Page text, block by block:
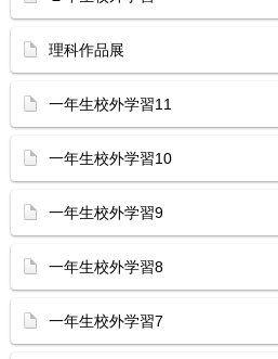
理科作品展
一年生校外学習11
一年生校外学習10
一年生校外学習9
一年生校外学習8
一年生校外学習7